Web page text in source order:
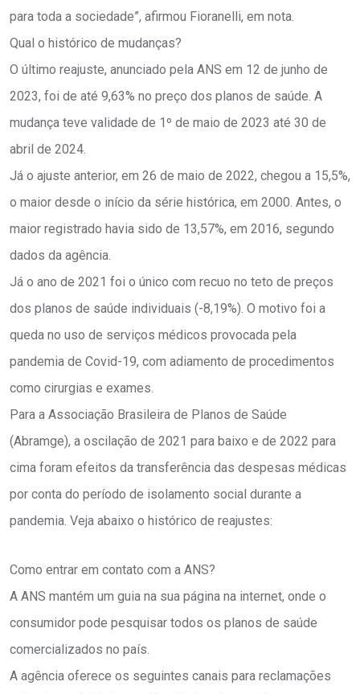
para toda a sociedade”, afirmou Fioranelli, em nota.
Qual o histórico de mudanças?
O último reajuste, anunciado pela ANS em 12 de junho de
2023, foi de até 9,63% no preço dos planos de saúde. A
mudança teve validade de 1º de maio de 2023 até 30 de
abril de 2024.
Já o ajuste anterior, em 26 de maio de 2022, chegou a 15,5%,
o maior desde o início da série histórica, em 2000. Antes, o
maior registrado havia sido de 13,57%, em 2016, segundo
dados da agência.
Já o ano de 2021 foi o único com recuo no teto de preços
dos planos de saúde individuais (-8,19%). O motivo foi a
queda no uso de serviços médicos provocada pela
pandemia de Covid-19, com adiamento de procedimentos
como cirurgias e exames.
Para a Associação Brasileira de Planos de Saúde
(Abramge), a oscilação de 2021 para baixo e de 2022 para
cima foram efeitos da transferência das despesas médicas
por conta do período de isolamento social durante a
pandemia. Veja abaixo o histórico de reajustes:
Como entrar em contato com a ANS?
A ANS mantém um guia na sua página na internet, onde o
consumidor pode pesquisar todos os planos de saúde
comercializados no país.
A agência oferece os seguintes canais para reclamações